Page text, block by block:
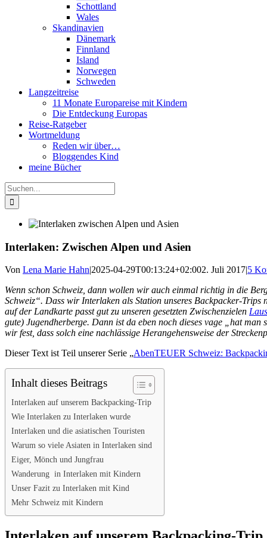
Schottland
Wales
Skandinavien
Dänemark
Finnland
Island
Norwegen
Schweden
Langzeitreise
11 Monate Europareise mit Kindern
Die Entdeckung Europas
Reise-Ratgeber
Wortmeldung
Reden wir über…
Bloggendes Kind
meine Bücher
Suche
nach:
Interlaken: Zwischen Alpen und Asien
Von Lena Marie Hahn|2025-04-29T00:13:24+02:002. Juli 2017|5
Wenn schon Schweiz, dann wollen wir auch einmal richtig in die
Schweiz“. Dass wir Interlaken als Station unseres Backpacker-
auf der Landkarte passt gut zu unseren gesetzten Zwischenzielen
gute) Jugendherberge. Dann ist da eben noch dieses vage „hat
wir fest, dass solch eine nachlässige Herangehensweise der
Dieser Text ist Teil unserer Serie „AbenTEUER Schweiz:
Inhalt dieses Beitrags
Interlaken auf unserem Backpacking-Trip
Wie Interlaken zu Interlaken wurde
Interlaken und die asiatischen Touristen
Warum so viele Asiaten in Interlaken sind
Eiger, Mönch und Jungfrau
Wanderung in Interlaken mit Kindern
Unser Fazit zu Interlaken mit Kind
Mehr Schweiz mit Kindern